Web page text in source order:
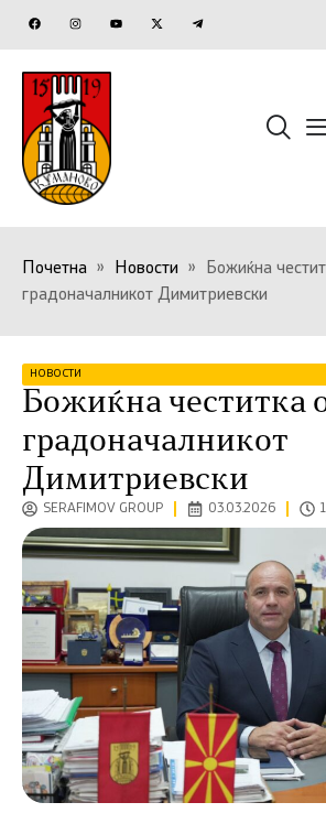
Почетна » Новости »
Божиќна
градоначалникот Димитриевски
НОВОСТИ
Божиќна честитка
градоначалникот
Димитриевски
SERAFIMOV GROUP 03.03.2026